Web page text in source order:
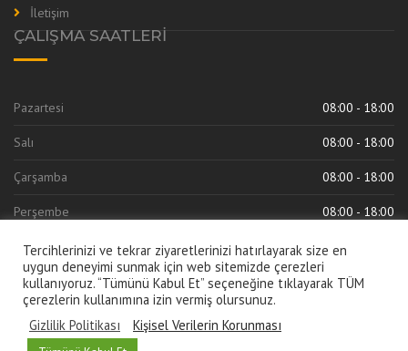
İletişim
ÇALIŞMA SAATLERI
Pazartesi 08:00 - 18:00
Salı 08:00 - 18:00
Çarşamba 08:00 - 18:00
Perşembe 08:00 - 18:00
Cuma 08:00 - 18:00
Tercihlerinizi ve tekrar ziyaretlerinizi hatırlayarak size en
uygun deneyimi sunmak için web sitemizde çerezleri
kullanıyoruz. “Tümünü Kabul Et” seçeneğine tıklayarak TÜM
çerezlerin kullanımına izin vermiş olursunuz.
Gizlilik Politikası
Kişisel Verilerin Korunması
Türkçe